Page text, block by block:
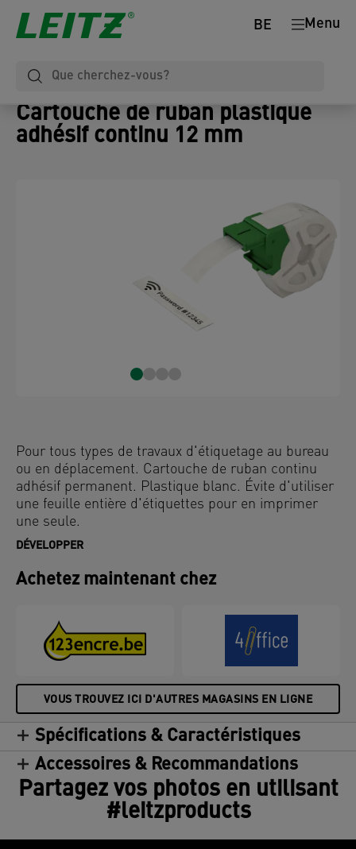
Menu
BE
Cartouche de ruban plastique
adhésif continu 12 mm
Pour tous types de travaux d'étiquetage au bureau
ou en déplacement. Cartouche de ruban continu
adhésif permanent. Plastique blanc. Évite d'utiliser
une feuille entière d'étiquettes pour en imprimer
une seule.
DÉVELOPPER
Achetez maintenant chez
VOUS TROUVEZ ICI D'AUTRES MAGASINS EN LIGNE
Spécifications & Caractéristiques
Accessoires & Recommandations
Partagez vos photos en utilisant
#leitzproducts